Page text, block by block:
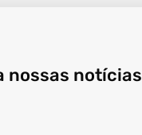
nossas notícias